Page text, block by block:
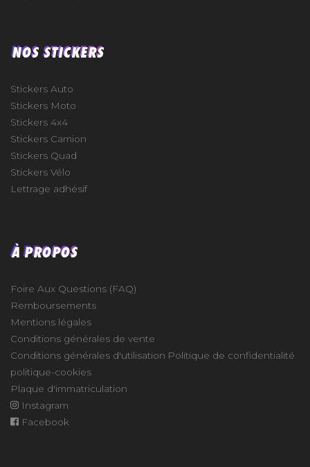
NOS STICKERS
Stickers Auto
Stickers Moto
Stickers 4x4
Stickers Camion
Stickers Quad
Stickers Vélo
Lettrage adhésif
À PROPOS
Foire Aux Questions (FAQ)
Remboursements
Mentions légales
Conditions générales de vente
Conditions générales d'utilisation Politique de confidentialité
politique-cookies
Plaque d'immatriculation
Instagram
Facebook